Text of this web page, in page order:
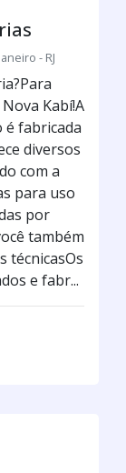
- RJ
Kabí!A
é fabricada
diversos
com a
para uso
por
também
técnicasOs
e fabr...